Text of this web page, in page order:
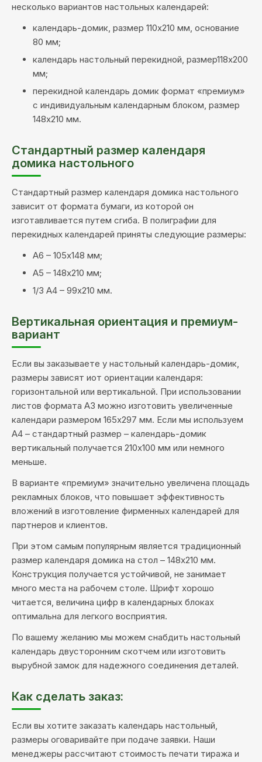
несколько вариантов настольных календарей:
календарь-домик, размер 110х210 мм, основание
80 мм;
календарь настольный перекидной, размер118х200
мм;
перекидной календарь домик формат «премиум»
с индивидуальным календарным блоком, размер
148х210 мм.
Стандартный размер календаря
домика настольного
Стандартный размер календаря домика настольного
зависит от формата бумаги, из которой он
изготавливается путем сгиба. В полиграфии для
перекидных календарей приняты следующие размеры:
А6 – 105х148 мм;
А5 – 148х210 мм;
1/3 А4 – 99х210 мм.
Вертикальная ориентация и премиум-
вариант
Если вы заказываете у настольный календарь-домик,
размеры зависят иот ориентации календаря:
горизонтальной или вертикальной. При использовании
листов формата А3 можно изготовить увеличенные
календари размером 165х297 мм. Если мы используем
А4 – стандартный размер – календарь-домик
вертикальный получается 210х100 мм или немного
меньше.
В варианте «премиум» значительно увеличена площадь
рекламных блоков, что повышает эффективность
вложений в изготовление фирменных календарей для
партнеров и клиентов.
При этом самым популярным является традиционный
размер календаря домика на стол – 148х210 мм.
Конструкция получается устойчивой, не занимает
много места на рабочем столе. Шрифт хорошо
читается, величина цифр в календарных блоках
оптимальна для легкого восприятия.
По вашему желанию мы можем снабдить настольный
календарь двусторонним скотчем или изготовить
вырубной замок для надежного соединения деталей.
Как сделать заказ:
Если вы хотите заказать календарь настольный,
размеры оговаривайте при подаче заявки. Наши
менеджеры рассчитают стоимость печати тиража и